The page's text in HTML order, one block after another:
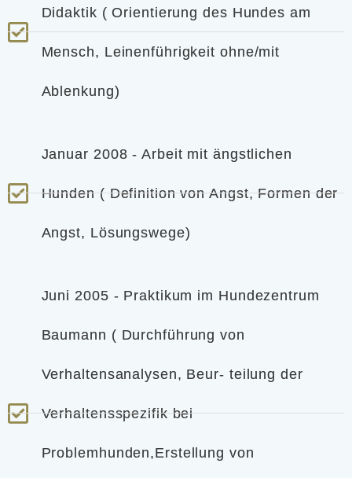
Didaktik ( Orientierung des Hundes am
Mensch, Leinenführigkeit ohne/mit
Ablenkung)
Januar 2008 - Arbeit mit ängstlichen
Hunden ( Definition von Angst, Formen der
Angst, Lösungswege)
Juni 2005 - Praktikum im Hundezentrum
Baumann ( Durchführung von
Verhaltensanalysen, Beur- teilung der
Verhaltensspezifik bei
Problemhunden,Erstellung von